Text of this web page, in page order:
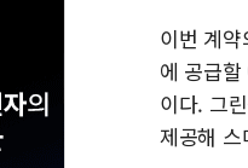
이번 계
에 공급
이다. 그
제공해